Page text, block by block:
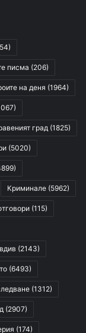
писма (206)
на деня (1964)
град (1825)
(5020)
Криминале (5962)
(115)
(2143)
(6493)
(1312)
(2907)
(174)